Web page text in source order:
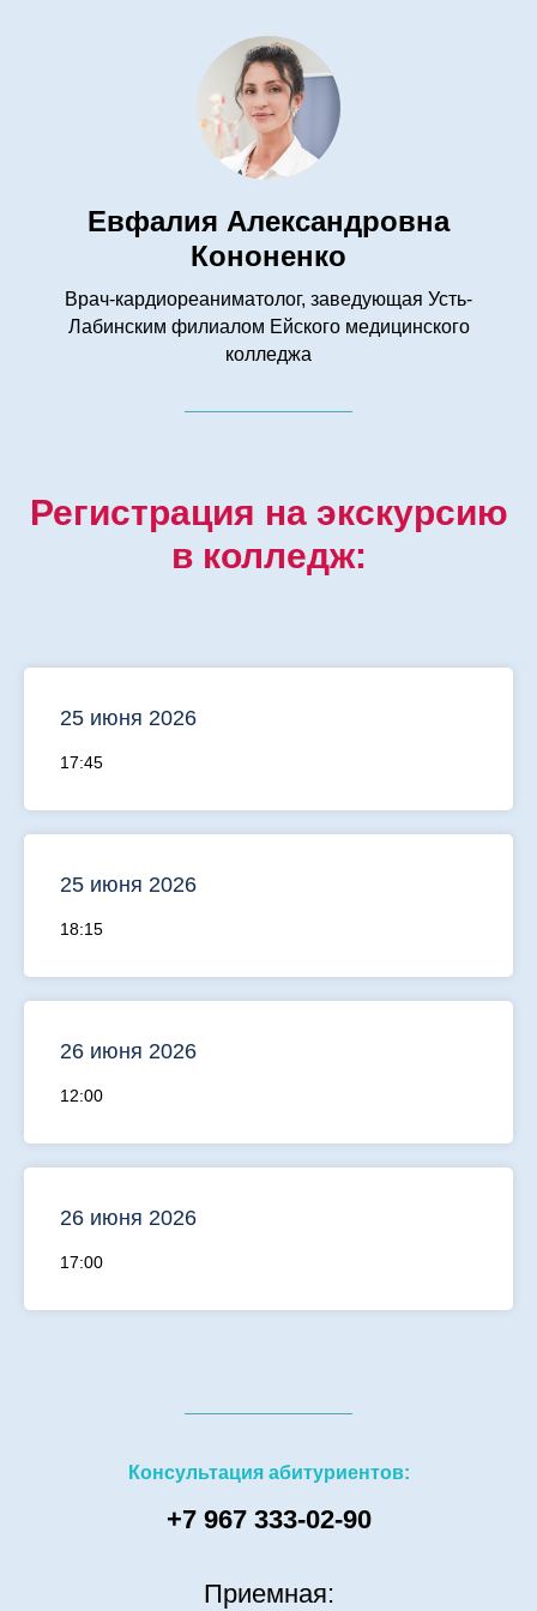
Евфалия Александровна
Кононенко
Врач-кардиореаниматолог, заведующая Усть-
Лабинским филиалом Ейского медицинского
колледжа
Регистрация на экскурсию
в колледж:
25 июня 2026
17:45
25 июня 2026
18:15
26 июня 2026
12:00
26 июня 2026
17:00
Консультация абитуриентов:
+7 967 333-02-90
Приемная: